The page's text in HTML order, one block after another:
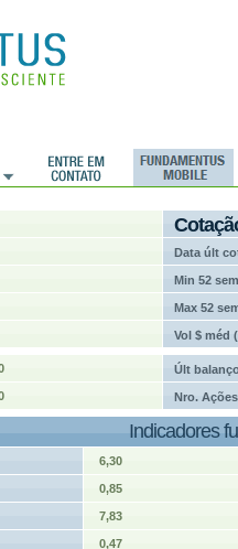
Data últ
Min 52 sem
Max 52
Vol $ méd
Últ
Nro. Ações
Indicadores
6,30
0,85
7,83
0,47